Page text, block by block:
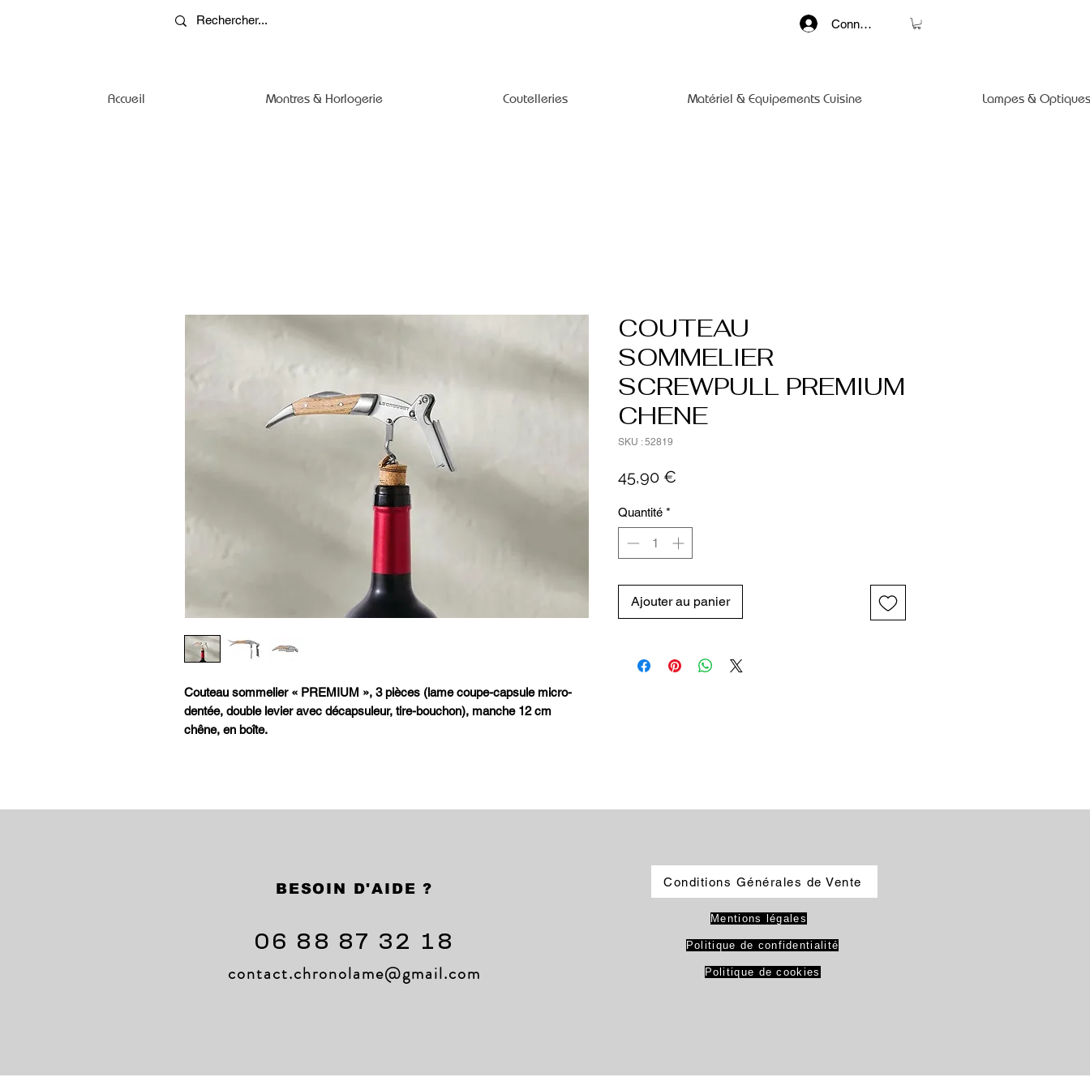
Connexion
Accueil Montres & Horlogerie Coutelleries Matériel & Equipements Cuisine Lampes &
Couteau sommelier « PREMIUM », 3 pièces (lame coupe-capsule micro-
dentée, double levier avec décapsuleur, tire-bouchon), manche 12 cm
chêne, en boîte.
COUTEAU
SOMMELIER
SCREWPULL PREMIUM
CHENE
SKU : 52819
45,90 €
Quantité *
Ajouter au panier
BESOIN D'AIDE ?
06 88 87 32 18
contact.chronolame@gmail.com
Conditions Générales de Vente
Mentions légales
Politique de confidentialité
Politique de cookies